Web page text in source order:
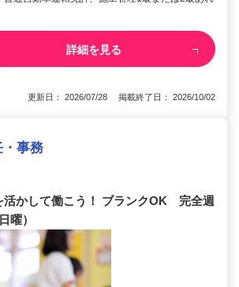
詳細を見る
更新日： 2026/07/28 掲載終了日： 2026/10/02
事務
活かして働こう！ ブランクOK 完全週
曜）